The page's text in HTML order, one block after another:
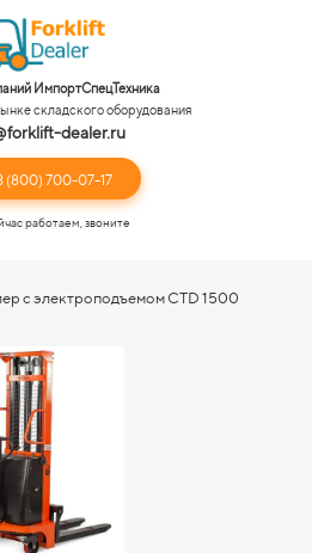
ИмпортСпецТехника
складского оборудования
dealer.ru
(800) 700-07-17
работаем, звоните
с электроподъемом CTD 1500